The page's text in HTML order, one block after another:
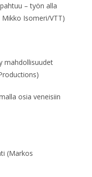
– työn alla
Isomeri/VTT)
mahdollisuudet
osia veneisiin
(Markos